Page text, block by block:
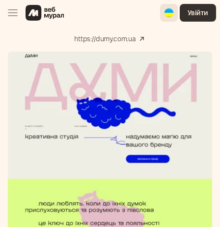
UkrainianУвійти
https://dumy.com.ua